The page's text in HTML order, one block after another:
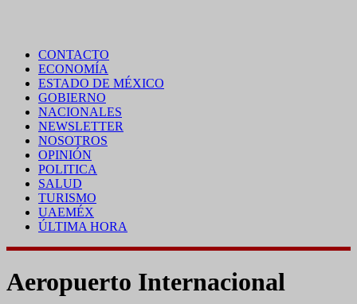
CONTACTO
ECONOMÍA
ESTADO DE MÉXICO
GOBIERNO
NACIONALES
NEWSLETTER
NOSOTROS
OPINIÓN
POLITICA
SALUD
TURISMO
UAEMÉX
ÚLTIMA HORA
Aeropuerto Internacional